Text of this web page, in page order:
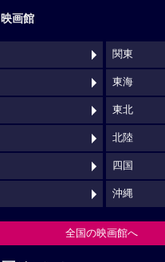
画館
関東
東海
東北
北陸
四国
沖縄
全国の映画館へ